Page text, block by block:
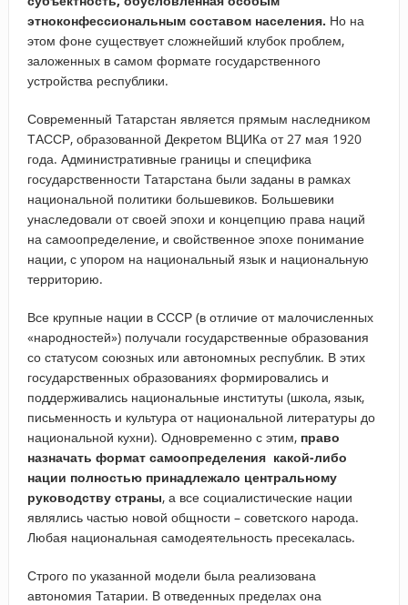
этноконфессиональным составом населения. Но на
этом фоне существует сложнейший клубок проблем,
заложенных в самом формате государственного
устройства республики.
Современный Татарстан является прямым наследником
ТАССР, образованной Декретом ВЦИКа от 27 мая 1920
года. Административные границы и специфика
государственности Татарстана были заданы в рамках
национальной политики большевиков. Большевики
унаследовали от своей эпохи и концепцию права наций
на самоопределение, и свойственное эпохе понимание
нации, с упором на национальный язык и национальную
территорию.
Все крупные нации в СССР (в отличие от малочисленных
«народностей») получали государственные образования
со статусом союзных или автономных республик. В этих
государственных образованиях формировались и
поддерживались национальные институты (школа, язык,
письменность и культура от национальной литературы до
национальной кухни). Одновременно с этим, право
назначать формат самоопределения какой-либо
нации полностью принадлежало центральному
руководству страны, а все социалистические нации
являлись частью новой общности – советского народа.
Любая национальная самодеятельность пресекалась.
Строго по указанной модели была реализована
автономия Татарии. В отведенных пределах она